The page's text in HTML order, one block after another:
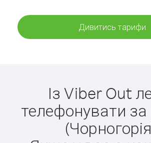
Дивитись тарифи
Із Viber Out
телефонувати